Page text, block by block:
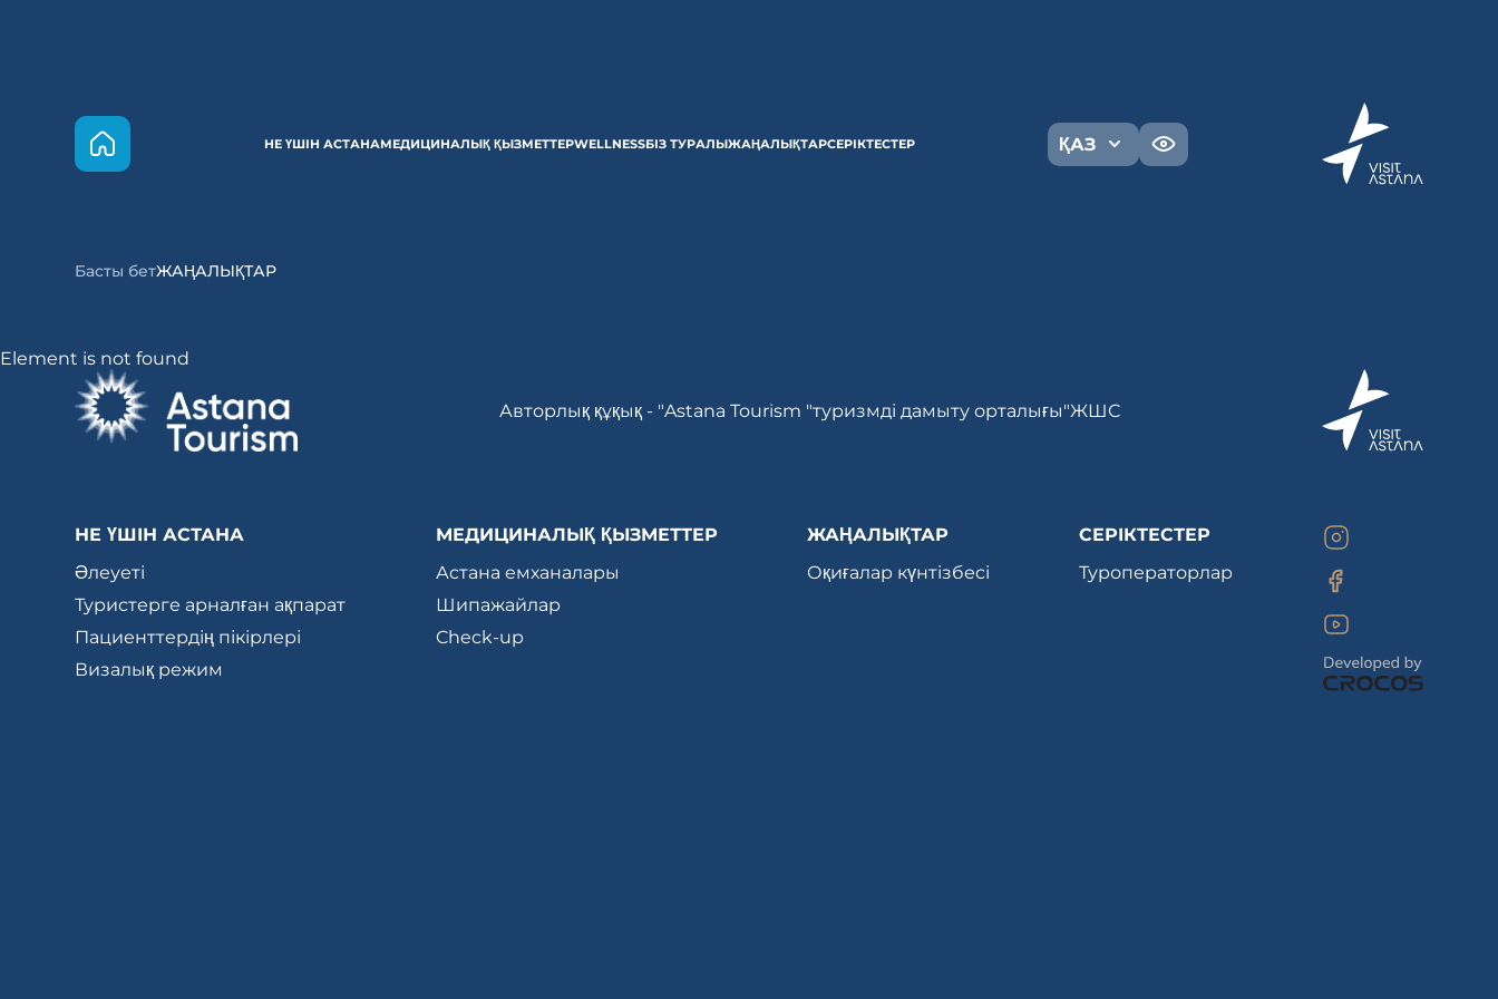
НЕ ҮШІН АСТАНАМЕДИЦИНАЛЫҚ ҚЫЗМЕТТЕРWELLNESSБІЗ ТУРАЛЫЖАҢАЛЫҚТАРСЕРІКТЕСТЕР ҚАЗ
Басты бетЖАҢАЛЫҚТАР
Element is not found
Авторлық құқық - "Astana Tourism "туризмді дамыту орталығы"ЖШС
НЕ ҮШІН АСТАНА
Әлеуеті
Туристерге арналған ақпарат
Пациенттердің пікірлері
Визалық режим
МЕДИЦИНАЛЫҚ ҚЫЗМЕТТЕР
Астана емханалары
Шипажайлар
Check-up
ЖАҢАЛЫҚТАР
Оқиғалар күнтізбесі
СЕРІКТЕСТЕР
Туроператорлар